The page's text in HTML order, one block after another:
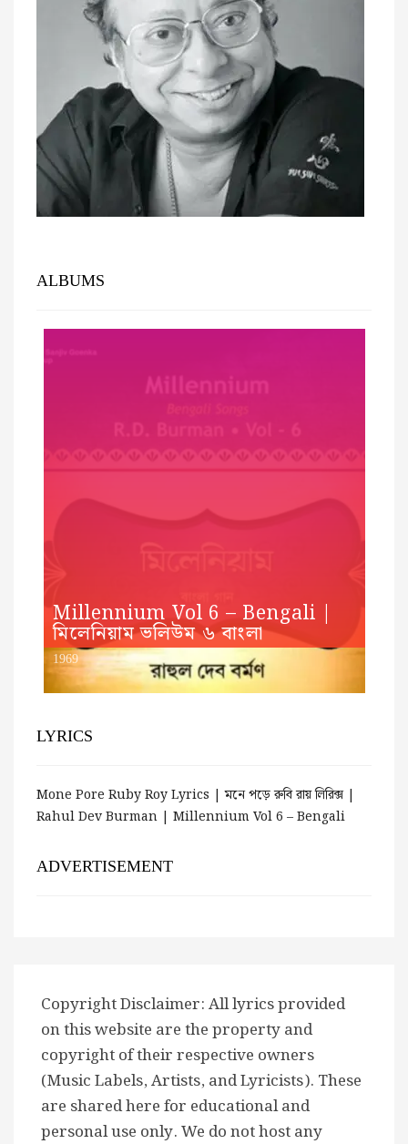
ALBUMS
Millennium Vol 6 – Bengali |
মিলেনিয়াম ভলিউম ৬ বাংলা
1969
LYRICS
Mone Pore Ruby Roy Lyrics | মনে পড়ে রুবি রায় লিরিক্স |
Rahul Dev Burman | Millennium Vol 6 – Bengali
ADVERTISEMENT
Copyright Disclaimer: All lyrics provided
on this website are the property and
copyright of their respective owners
(Music Labels, Artists, and Lyricists). These
are shared here for educational and
personal use only. We do not host any